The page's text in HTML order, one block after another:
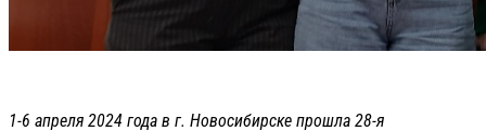
1-6 апреля 2024 года в г. Новосибирске прошла 28-я